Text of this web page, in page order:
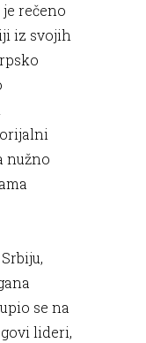
rečeno
iz svojih
nužno
se na
lideri,